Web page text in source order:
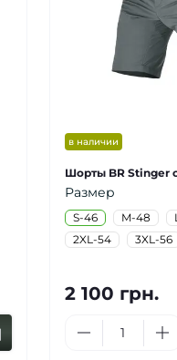
в наличии
Шорты BR Stinger
Размер
S-46 M-48
2XL-54
3XL-56
2 100 грн.